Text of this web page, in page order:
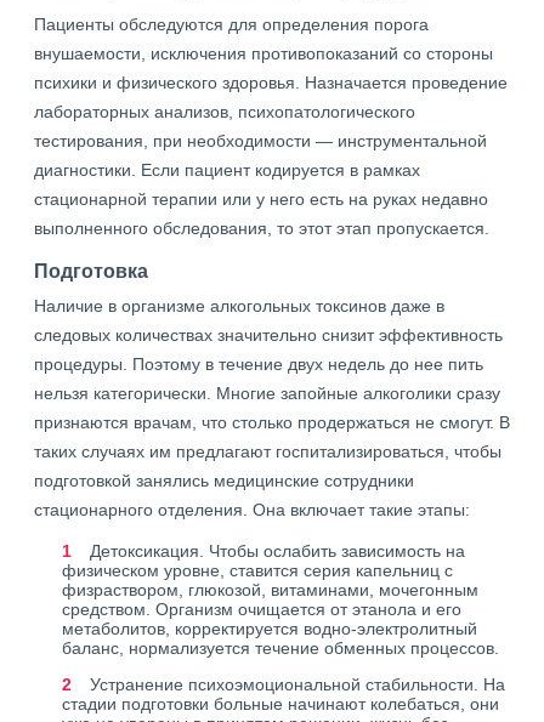
Пациенты обследуются для определения порога
внушаемости, исключения противопоказаний со стороны
психики и физического здоровья. Назначается проведение
лабораторных анализов, психопатологического
тестирования, при необходимости — инструментальной
диагностики. Если пациент кодируется в рамках
стационарной терапии или у него есть на руках недавно
выполненного обследования, то этот этап пропускается.
Подготовка
Наличие в организме алкогольных токсинов даже в
следовых количествах значительно снизит эффективность
процедуры. Поэтому в течение двух недель до нее пить
нельзя категорически. Многие запойные алкоголики сразу
признаются врачам, что столько продержаться не смогут. В
таких случаях им предлагают госпитализироваться, чтобы
подготовкой занялись медицинские сотрудники
стационарного отделения. Она включает такие этапы:
Детоксикация. Чтобы ослабить зависимость на
физическом уровне, ставится серия капельниц с
физраствором, глюкозой, витаминами, мочегонным
средством. Организм очищается от этанола и его
метаболитов, корректируется водно-электролитный
баланс, нормализуется течение обменных процессов.
Устранение психоэмоциональной стабильности. На
стадии подготовки больные начинают колебаться, они